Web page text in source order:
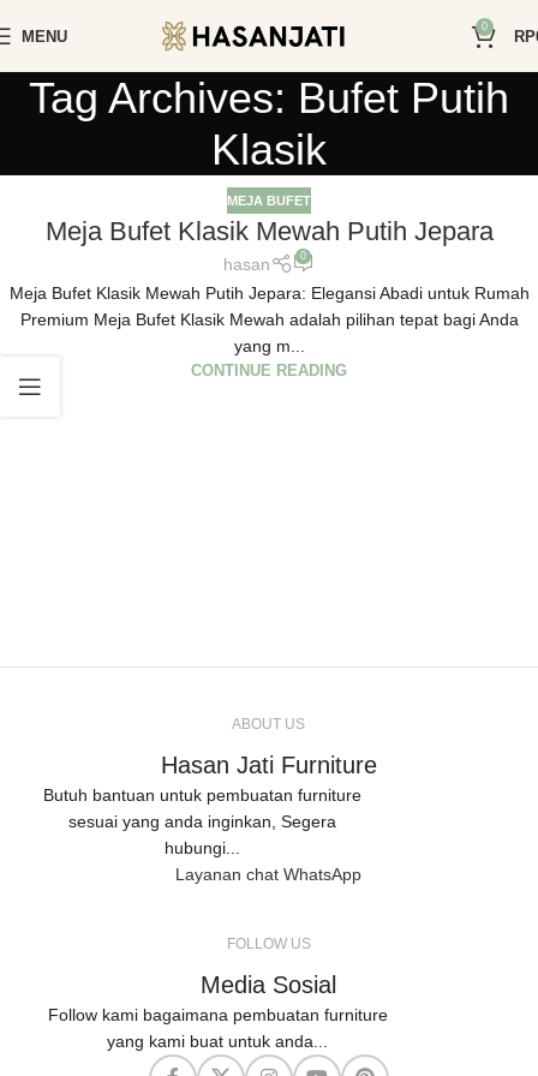
MENU
0
RP
Tag Archives: Bufet Putih
Klasik
MEJA BUFET
Meja Bufet Klasik Mewah Putih Jepara
hasan 0
Meja Bufet Klasik Mewah Putih Jepara: Elegansi Abadi untuk Rumah
Premium Meja Bufet Klasik Mewah adalah pilihan tepat bagi Anda
yang m...
CONTINUE READING
ABOUT US
Hasan Jati Furniture
Butuh bantuan untuk pembuatan furniture
sesuai yang anda inginkan, Segera
hubungi...
Layanan chat WhatsApp
FOLLOW US
Media Sosial
Follow kami bagaimana pembuatan furniture
yang kami buat untuk anda...